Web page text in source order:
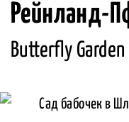
Рейнланд-
Butterfly